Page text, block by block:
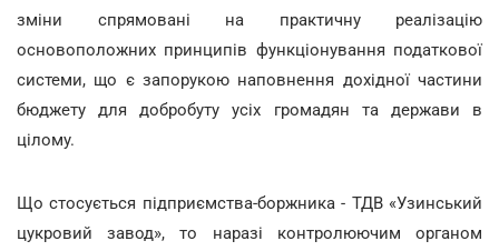
зміни спрямовані на практичну реалізацію
основоположних принципів функціонування податкової
системи, що є запорукою наповнення дохідної частини
бюджету для добробуту усіх громадян та держави в
цілому.
Що стосується підприємства-боржника - ТДВ «Узинський
цукровий завод», то наразі контролюючим органом